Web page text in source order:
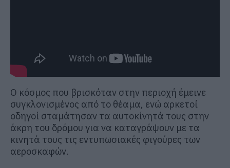
Ο κόσμος που βρισκόταν στην περιοχή έμεινε
συγκλονισμένος από το θέαμα, ενώ αρκετοί
οδηγοί σταμάτησαν τα αυτοκίνητά τους στην
άκρη του δρόμου για να καταγράψουν με τα
κινητά τους τις εντυπωσιακές φιγούρες των
αεροσκαφών.